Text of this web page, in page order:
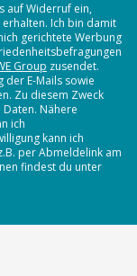
auf Widerruf ein,
Ich bin damit
gerichtete Werbung
Group zusendet.
E-Mails sowie
Zu diesem Zweck
Nähere
ich
kann ich
per Abmeldelink am
findest du unter